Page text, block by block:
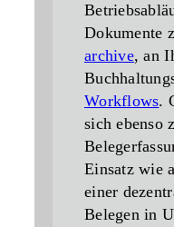
Dokumente
archive, an
Workflows.
sich ebenso
Einsatz wie
einer
Belegen in